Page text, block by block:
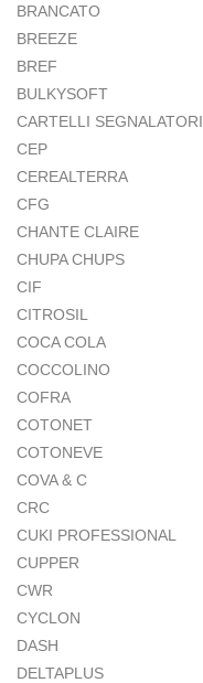
BRANCATO
BREEZE
BREF
BULKYSOFT
CARTELLI SEGNALATORI
CEP
CEREALTERRA
CFG
CHANTE CLAIRE
CHUPA CHUPS
CIF
CITROSIL
COCA COLA
COCCOLINO
COFRA
COTONET
COTONEVE
COVA & C
CRC
CUKI PROFESSIONAL
CUPPER
CWR
CYCLON
DASH
DELTAPLUS